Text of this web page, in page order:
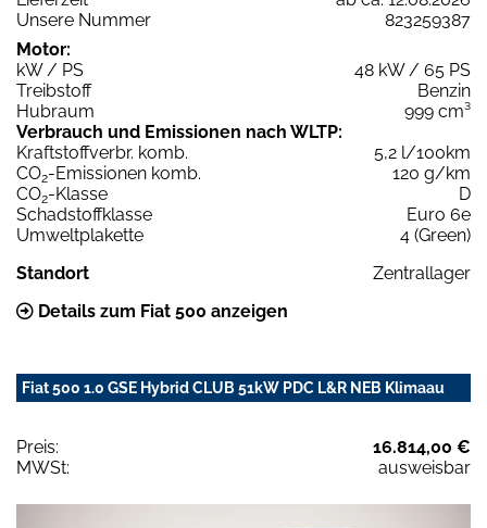
Unsere Nummer
823259387
Motor:
kW / PS
48 kW / 65 PS
Treibstoff
Benzin
Hubraum
999 cm³
Verbrauch und Emissionen nach WLTP:
Kraftstoffverbr. komb.
5,2 l/100km
CO2-Emissionen komb.
120 g/km
CO2-Klasse
D
Schadstoffklasse
Euro 6e
Umweltplakette
4 (Green)
Standort
Zentrallager
Details zum Fiat 500 anzeigen
Fiat 500 1.0 GSE Hybrid CLUB 51kW PDC L&R NEB Klimaau
Preis:
16.814,00 €
MWSt:
ausweisbar